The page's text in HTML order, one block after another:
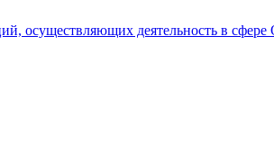
осуществляющих деятельность в